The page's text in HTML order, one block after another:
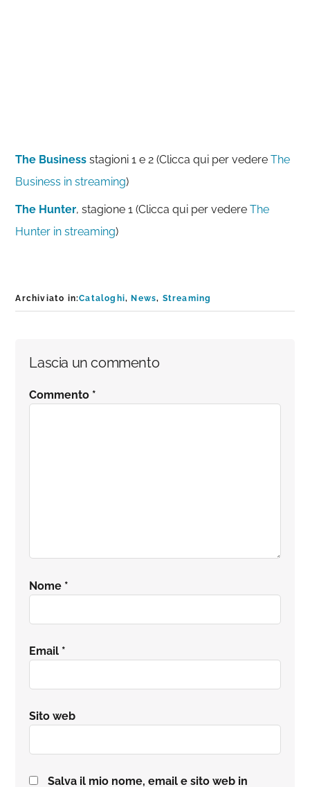
The Business stagioni 1 e 2 (Clicca qui per vedereThe
Business in streaming)
The Hunter, stagione 1 (Clicca qui per vedereThe
Hunter in streaming)
Archiviato in:Cataloghi, News, Streaming
Interazioni
del
Lascia un commento
Commento *
Nome *
Email *
Sito web
Salva il mio nome, email e sito web in